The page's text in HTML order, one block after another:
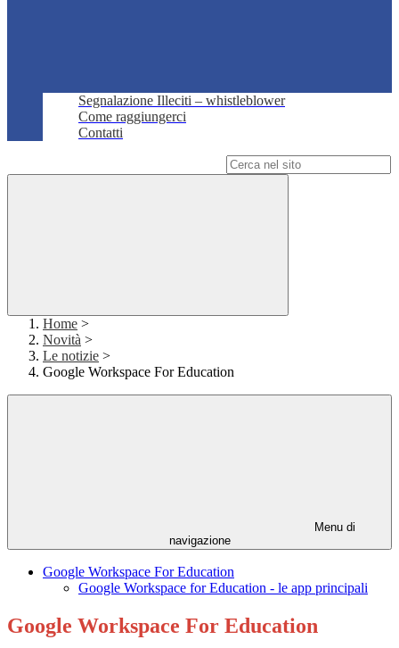
Segnalazione Illeciti – whistleblower
Come raggiungerci
Contatti
Home >
Novità >
Le notizie >
Google Workspace For Education
Menu di
navigazione
Google Workspace For Education
Google Workspace for Education - le app principali
Google Workspace For Education